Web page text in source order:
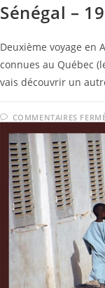
Sénégal –
Deuxième voyage en
connues au Québec
vais découvrir un
COMMENTAIRES